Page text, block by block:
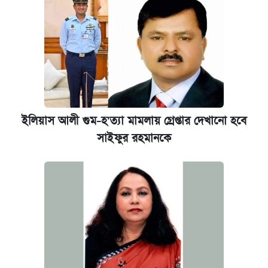
ইলিয়াস আলী গুম-হ'ত্যা মামলায় গ্রেপ্তার দেখানো হবে
সাইফুর রহমানকে